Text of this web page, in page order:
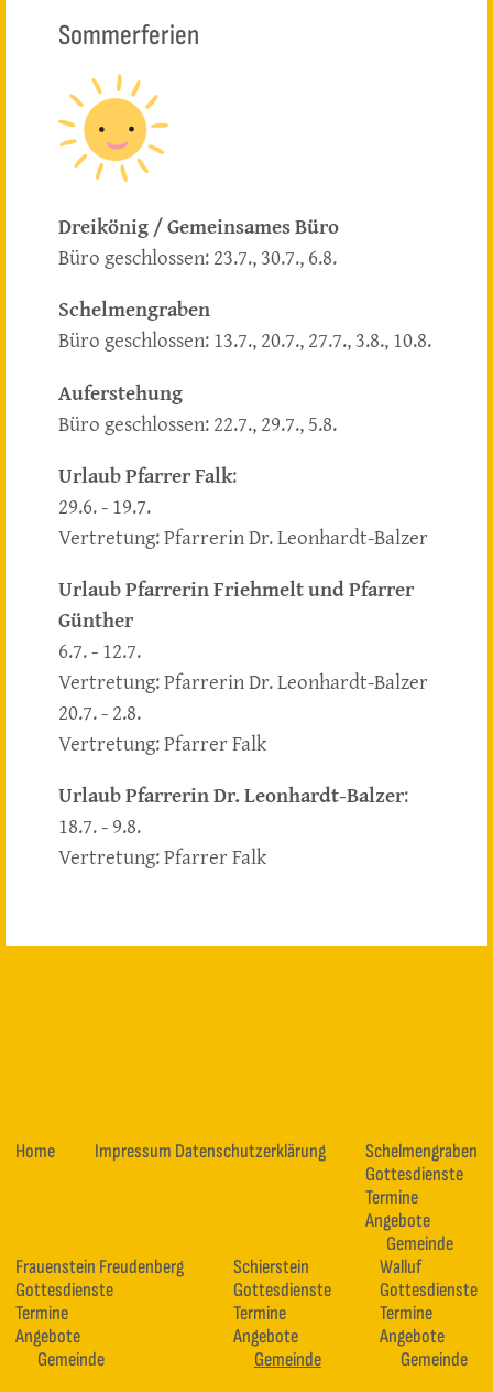
Sommerferien
Dreikönig / Gemeinsames Büro
Büro geschlossen: 23.7., 30.7., 6.8.
Schelmengraben
Büro geschlossen: 13.7., 20.7., 27.7., 3.8., 10.8.
Auferstehung
Büro geschlossen: 22.7., 29.7., 5.8.
Urlaub Pfarrer Falk:
29.6. - 19.7.
Vertretung: Pfarrerin Dr. Leonhardt-Balzer
Urlaub Pfarrerin Friehmelt und Pfarrer
Günther
6.7. - 12.7.
Vertretung: Pfarrerin Dr. Leonhardt-Balzer
20.7. - 2.8.
Vertretung: Pfarrer Falk
Urlaub Pfarrerin Dr. Leonhardt-Balzer:
18.7. - 9.8.
Vertretung: Pfarrer Falk
Home Impressum Datenschutzerklärung
Schelmengraben
Gottesdienste
Termine
Angebote
Gemeinde
Frauenstein Freudenberg
Gottesdienste
Termine
Angebote
Gemeinde
Schierstein
Gottesdienste
Termine
Angebote
Gemeinde
Walluf
Gottesdienste
Termine
Angebote
Gemeinde